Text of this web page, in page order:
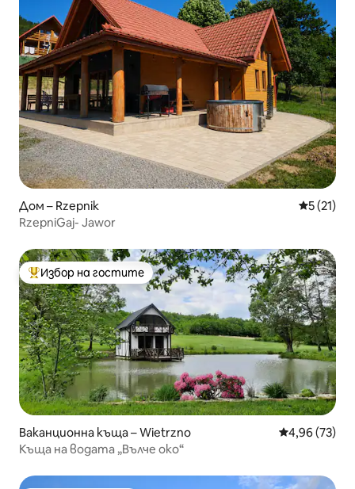
Дом – Rzepnik Средна
5 (21)
RzepniGaj- Jawor
Най-популярен избор на гостите
Избор на гостите
Ваканционна къща – Wietrzno Средна
4,96 (73)
Къща на водата „Вълче око“